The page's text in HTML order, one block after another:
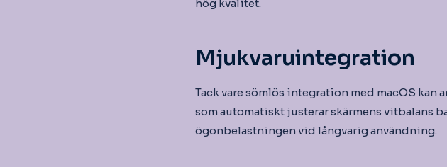
hög kvalitet.
Mjukvaruintegration
Tack vare sömlös integration med macOS kan
som automatiskt justerar skärmens vitbalans
ögonbelastningen vid långvarig användning.